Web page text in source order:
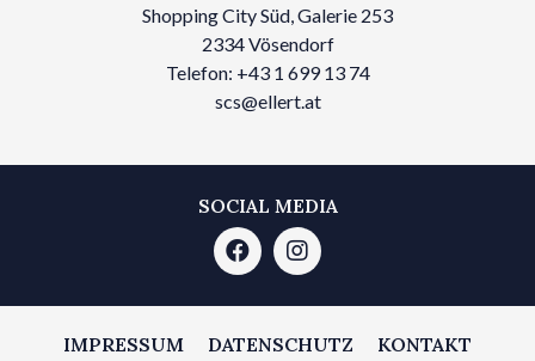
Shopping City Süd, Galerie 253
2334 Vösendorf
Telefon: +43 1 699 13 74
scs@ellert.at
SOCIAL MEDIA
IMPRESSUM DATENSCHUTZ KONTAKT